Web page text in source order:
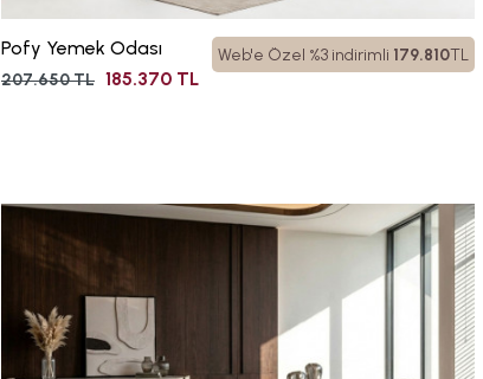
Pofy Yemek Odası
207.650 TL 185.370 TL
Web'e Özel %3 indirimli 179.810TL